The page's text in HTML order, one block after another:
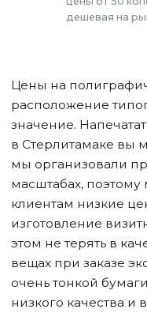
дешевая на
Цены на
расположение
значение.
в Стерлитамаке вы
мы организовали
масштабах, поэтому
клиентам низкие
изготовление
этом не терять в
вещах при заказе
очень тонкой
низкого качества и